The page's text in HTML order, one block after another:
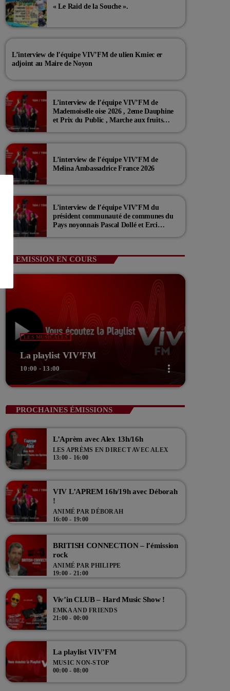
« Le Raid de la Souche ».
L’interview de l’équipe VIV’FM de ulien Kmiec er
adjoint au Maire de Noyon
L’interview de l’équipe VIV’FM de
Mademoiselle oise 2026 , 2eme Dauphine
et Prix du Public , Marche aux fruits
L’interview de l’équipe VIV’FM de
Melina Ambassadrice France 2026
L’interview de l’équipe VIV’FM du
président communauté de communes du
Pays noyonnais Pascal Dollé et Erci
EMISSION EN COURS
LES MUSICALES
La playlist VIV’FM
10:00 - 13:00 more_vert
La playlist VIV’FM
Retrouvez vos hits préférés d'hier à aujourd'hui sur
VIV'FM !
PROCHAINES ÉMISSIONS
L’Aprèm avec Alex 13h/16h
LES APRÈMS EN DIRECT AVEC ALEX
13:00 - 16:00
VIV L’APREM 16h/19h avec Déborah
!
ANIMÉ PAR DÉBORAH
16:00 - 19:00
BRITISH CONNECTION – l’émission
rock
ANIMÉ PAR PHILIPPE
19:00 - 21:00
Viv’in CLUB – Hard Music Show !
EMKA AND FRIENDS
21:00 - 00:00
La playlist VIV’FM
MUSIC NON-STOP
00:00 - 08:00